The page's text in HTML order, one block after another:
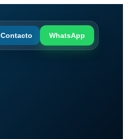
Contacto WhatsApp